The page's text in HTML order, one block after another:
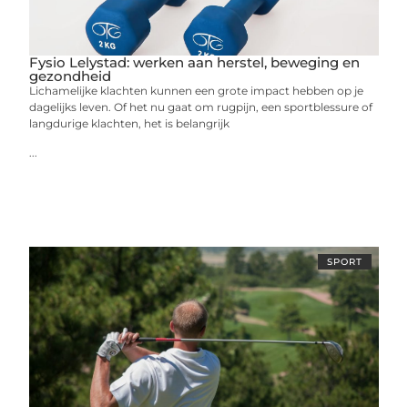
Fysio Lelystad: werken aan herstel, beweging en
gezondheid
Lichamelijke klachten kunnen een grote impact hebben op je
dagelijks leven. Of het nu gaat om rugpijn, een sportblessure of
langdurige klachten, het is belangrijk
SPORT